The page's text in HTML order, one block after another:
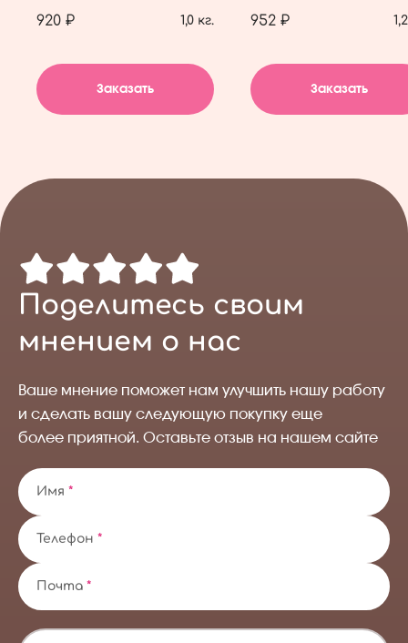
920 ₽ 1,0 кг.
Заказать
952 ₽
Заказать
Поделитесь своим
мнением о нас
Ваше мнение поможет нам улучшить нашу работу
и сделать вашу следующую покупку еще
более приятной. Оставьте отзыв на нашем сайте
Имя *
Телефон *
Почта *